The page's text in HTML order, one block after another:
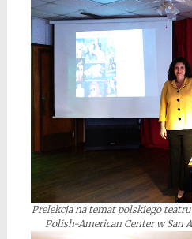
Prelekcja na temat polskiego
Polish-American Center w San